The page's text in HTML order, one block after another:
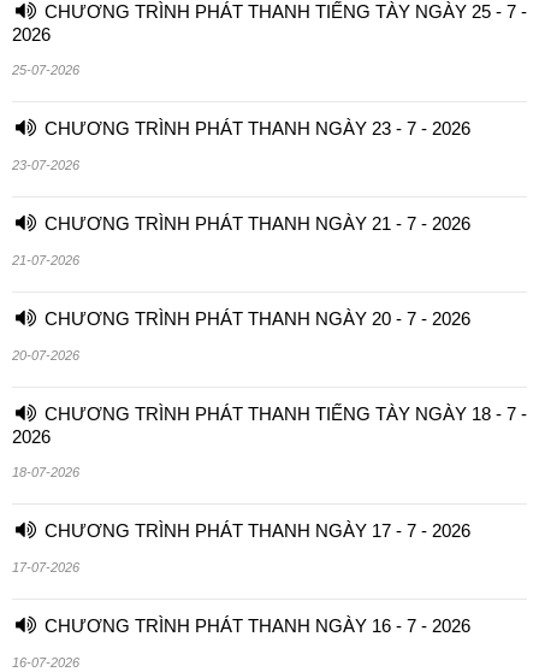
CHƯƠNG TRÌNH PHÁT THANH TIẾNG TÀY NGÀY 25 - 7 -
2026
25-07-2026
CHƯƠNG TRÌNH PHÁT THANH NGÀY 23 - 7 - 2026
23-07-2026
CHƯƠNG TRÌNH PHÁT THANH NGÀY 21 - 7 - 2026
21-07-2026
CHƯƠNG TRÌNH PHÁT THANH NGÀY 20 - 7 - 2026
20-07-2026
CHƯƠNG TRÌNH PHÁT THANH TIẾNG TÀY NGÀY 18 - 7 -
2026
18-07-2026
CHƯƠNG TRÌNH PHÁT THANH NGÀY 17 - 7 - 2026
17-07-2026
CHƯƠNG TRÌNH PHÁT THANH NGÀY 16 - 7 - 2026
16-07-2026